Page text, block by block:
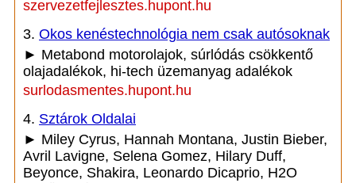
szervezetfejlesztes.hupont.hu
3. Okos kenéstechnológia nem csak autósoknak
► Metabond motorolajok, súrlódás csökkentő
olajadalékok, hi-tech üzemanyag adalékok
surlodasmentes.hupont.hu
4. Sztárok Oldalai
► Miley Cyrus, Hannah Montana, Justin Bieber,
Avril Lavigne, Selena Gomez, Hilary Duff,
Beyonce, Shakira, Leonardo Dicaprio, H2O